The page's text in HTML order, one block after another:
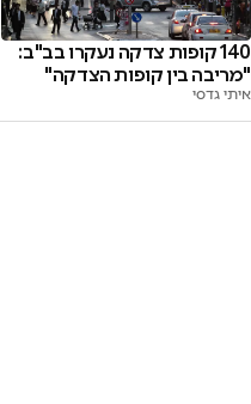
140 קופות צדקה נעקרו בב"ב:
"מריבה בין קופות הצדקה"
איתי גדסי